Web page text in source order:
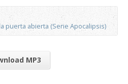
puerta abierta (Serie Apocalipsis)
MP3